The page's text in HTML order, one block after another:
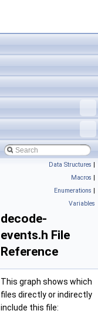
Data Structures |
Macros |
Enumerations |
Variables
decode-
events.h File
Reference
This graph shows which
files directly or indirectly
include this file: